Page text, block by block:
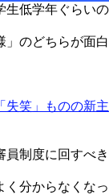
生低学年ぐらいの
」のどちらが面白
笑」ものの新主
員制度に回すべき
く分からなくなっ